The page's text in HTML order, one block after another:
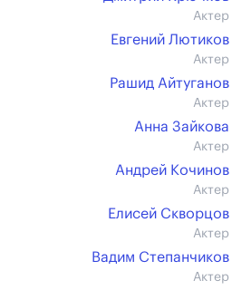
Актер
Евгений Лютиков
Актер
Рашид Айтуганов
Актер
Анна Зайкова
Актер
Андрей Кочинов
Актер
Елисей Скворцов
Актер
Вадим Степанчиков
Актер